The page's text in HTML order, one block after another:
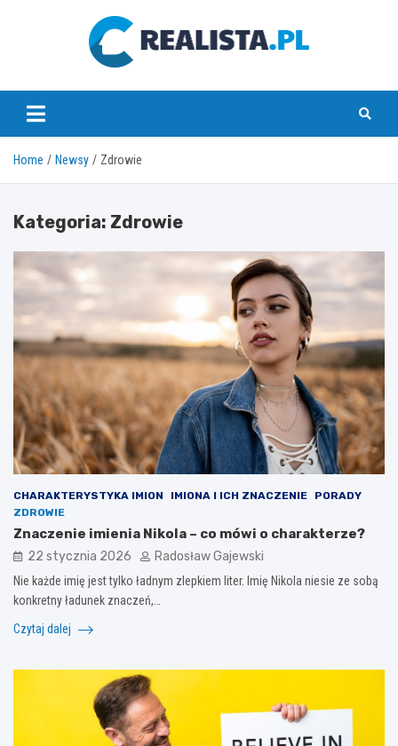
realista.pl
Home Newsy Zdrowie
Kategoria: Zdrowie
CHARAKTERYSTYKA IMION IMIONA I ICH ZNACZENIE
PORADY
ZDROWIE
Znaczenie imienia Nikola – co mówi o charakterze?
22 stycznia 2026 Radosław Gajewski
Nie każde imię jest tylko ładnym zlepkiem liter. Imię Nikola niesie ze sobą
konkretny ładunek znaczeń,…
Czytaj dalej